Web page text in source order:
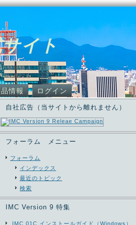
イト
情報 ログイン
自社広告（当サイトから離れません）
フォーラム メニュー
フォーラム
インデックス
最近のトピック
検索
IMC Version 9 特集
IMC 01C インストールガイド（Windows）